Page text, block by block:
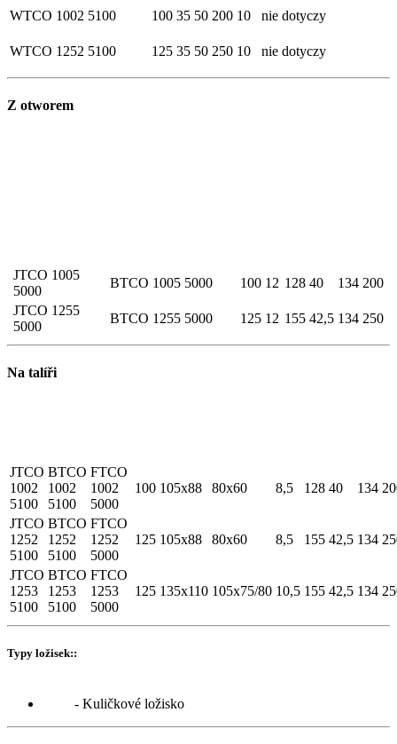
WTCO 1002 5100 100 35 50 200 10 nie dotyczy
WTCO 1252 5100 125 35 50 250 10 nie dotyczy
Z otworem
JTCO 1005
5000
BTCO 1005 5000 100 12 128 40 134 200
JTCO 1255
5000
BTCO 1255 5000 125 12 155 42,5 134 250
Na talíři
JTCO
1002
5100
BTCO
1002
5100
FTCO
1002
5000
100 105x88 80x60 8,5 128 40 134
JTCO
1252
5100
BTCO
1252
5100
FTCO
1252
5000
125 105x88 80x60 8,5 155 42,5 134
JTCO
1253
5100
BTCO
1253
5100
FTCO
1253
5000
125 135x110 105x75/80 10,5 155 42,5 134
Typy ložisek::
- Kuličkové ložisko